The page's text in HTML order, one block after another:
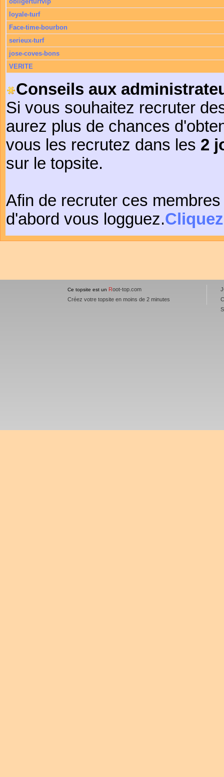
loyale-turf
Face-time-bourbon
serieux-turf
jose-coves-bons
VERITE
Conseils aux
Si vous souhaitez recruter
aurez plus de chances
vous les recrutez dans les 2
sur le topsite.
Afin de recruter ces
d'abord vous logguez.
Ce topsite est un Root-top.com
Créez votre topsite en moins de 2 minutes